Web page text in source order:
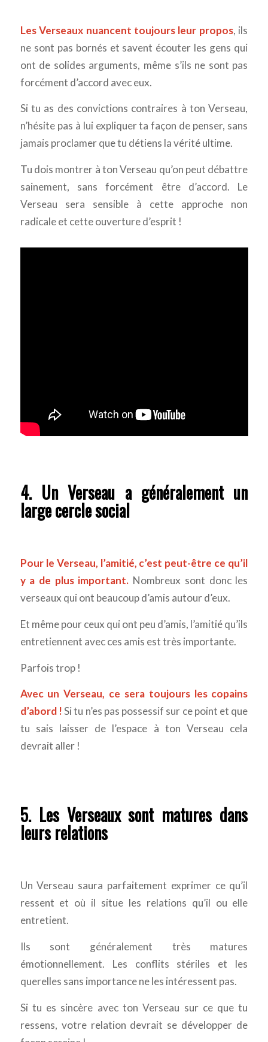
Les Verseaux nuancent toujours leur propos, ils
ne sont pas bornés et savent écouter les gens qui
ont de solides arguments, même s’ils ne sont pas
forcément d’accord avec eux.
Si tu as des convictions contraires à ton Verseau,
n’hésite pas à lui expliquer ta façon de penser, sans
jamais proclamer que tu détiens la vérité ultime.
Tu dois montrer à ton Verseau qu’on peut débattre
sainement, sans forcément être d’accord. Le
Verseau sera sensible à cette approche non
radicale et cette ouverture d’esprit !
4. Un Verseau a généralement un
large cercle social
Pour le Verseau, l’amitié, c’est peut-être ce qu’il
y a de plus important. Nombreux sont donc les
verseaux qui ont beaucoup d’amis autour d’eux.
Et même pour ceux qui ont peu d’amis, l’amitié qu’ils
entretiennent avec ces amis est très importante.
Parfois trop !
Avec un Verseau, ce sera toujours les copains
d’abord !Si tu n’es pas possessif sur ce point et que
tu sais laisser de l’espace à ton Verseau cela
devrait aller !
5. Les Verseaux sont matures dans
leurs relations
Un Verseau saura parfaitement exprimer ce qu’il
ressent et où il situe les relations qu’il ou elle
entretient.
Ils sont généralement très matures
émotionnellement. Les conflits stériles et les
querelles sans importance ne les intéressent pas.
Si tu es sincère avec ton Verseau sur ce que tu
ressens, votre relation devrait se développer de